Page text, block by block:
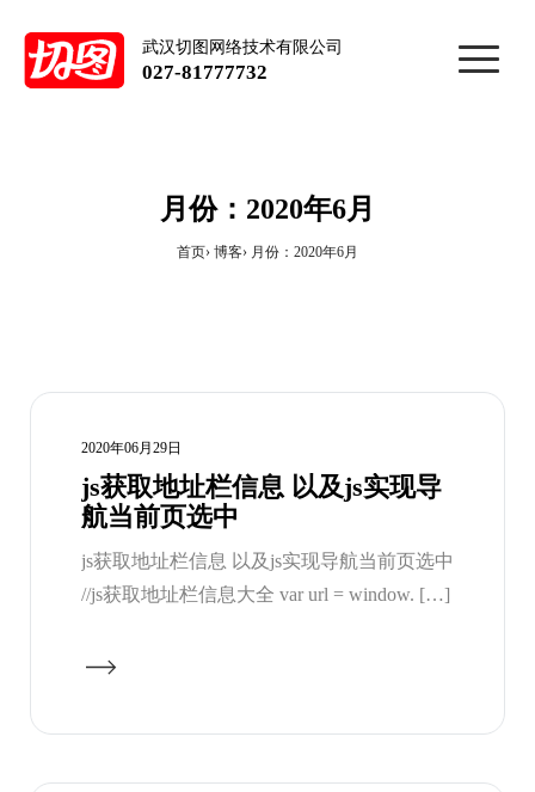
武汉切图网络技术有限公司
027-81777732
月份：2020年6月
首页 博客 月份：2020年6月
2020年06月29日
js获取地址栏信息 以及js实现导
航当前页选中
js获取地址栏信息 以及js实现导航当前页选中
//js获取地址栏信息大全 var url = window. […]